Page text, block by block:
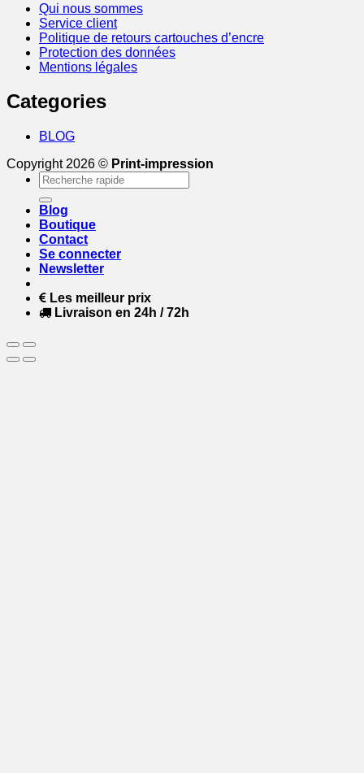
Qui nous sommes
Service client
Politique de retours cartouches d’encre
Protection des données
Mentions légales
Categories
BLOG
Copyright 2026 © Print-impression
Recherche
pour :
Blog
Boutique
Contact
Se connecter
Newsletter
Les meilleur prix
Livraison en 24h / 72h